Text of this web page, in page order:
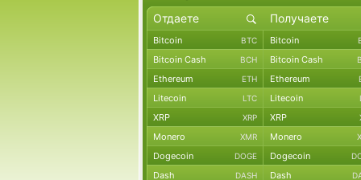
Bitcoin BTC Bitcoin
Bitcoin Cash BCH Bitcoin Cash
Ethereum ETH Ethereum
Litecoin LTC Litecoin
XRP XRP XRP
Monero XMR Monero
Dogecoin DOGE Dogecoin
Dash DASH Dash